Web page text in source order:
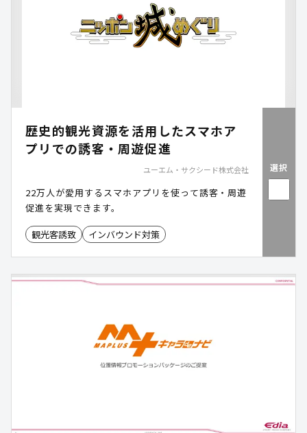
歴史的観光資源を活用したスマホア
プリでの誘客・周遊促進
ユーエム・サクシード株式会社
22万人が愛用するスマホアプリを使って誘客・周遊
促進を実現できます。
観光客誘致 インバウンド対策
選択